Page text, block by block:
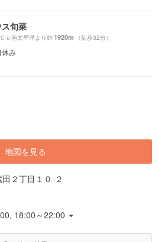
旬菜
ｏ南太平洋より約1920m （徒歩32分）
休み
地図を見る
２丁目１０-２
18:00～22:00